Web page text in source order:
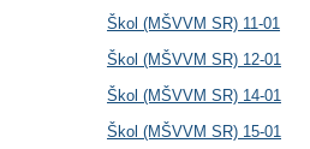
Škol (MŠVVM SR) 11-01
Škol (MŠVVM SR) 12-01
Škol (MŠVVM SR) 14-01
Škol (MŠVVM SR) 15-01